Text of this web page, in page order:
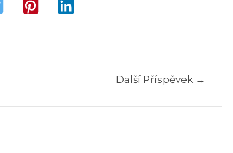
Další Příspěvek →